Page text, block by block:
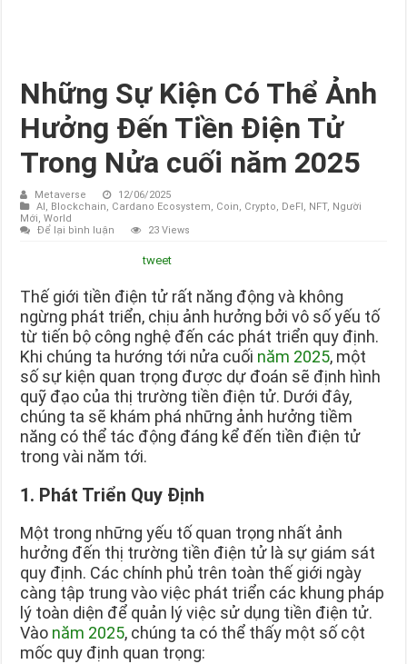
Những Sự Kiện Có Thể Ảnh
Hưởng Đến Tiền Điện Tử
Trong Nửa cuối năm 2025
Metaverse
12/06/2025
AI, Blockchain, Cardano Ecosystem, Coin, Crypto, DeFI, NFT, Người
Mới,World
Để lại bình luận
23 Views
tweet
Thế giới tiền điện tử rất năng động và không
ngừng phát triển, chịu ảnh hưởng bởi vô số yếu tố
từ tiến bộ công nghệ đến các phát triển quy định.
Khi chúng ta hướng tới nửa cuối năm 2025, một
số sự kiện quan trọng được dự đoán sẽ định hình
quỹ đạo của thị trường tiền điện tử. Dưới đây,
chúng ta sẽ khám phá những ảnh hưởng tiềm
năng có thể tác động đáng kể đến tiền điện tử
trong vài năm tới.
1. Phát Triển Quy Định
Một trong những yếu tố quan trọng nhất ảnh
hưởng đến thị trường tiền điện tử là sự giám sát
quy định. Các chính phủ trên toàn thế giới ngày
càng tập trung vào việc phát triển các khung pháp
lý toàn diện để quản lý việc sử dụng tiền điện tử.
Vào năm 2025, chúng ta có thể thấy một số cột
mốc quy định quan trọng: